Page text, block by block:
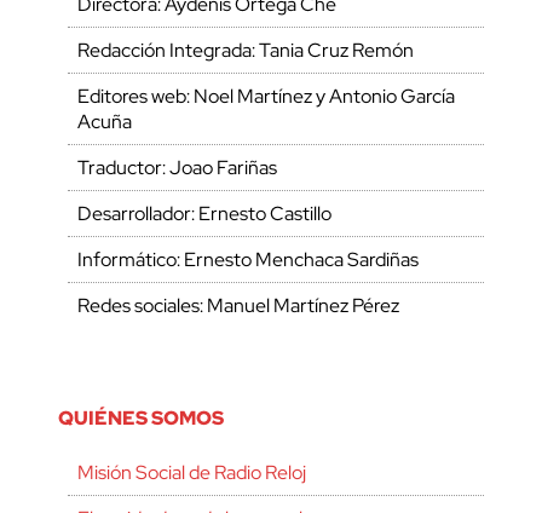
Redacción Integrada: Tania Cruz Remón
Editores web: Noel Martínez y Antonio García
Acuña
Traductor: Joao Fariñas
Desarrollador: Ernesto Castillo
Informático: Ernesto Menchaca Sardiñas
Redes sociales: Manuel Martínez Pérez
QUIÉNES SOMOS
Misión Social de Radio Reloj